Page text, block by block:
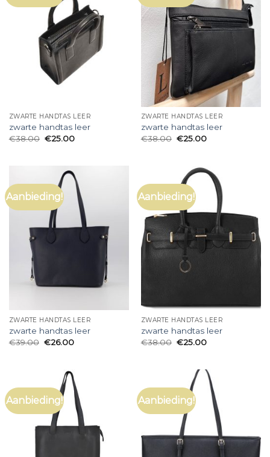
ZWARTE HANDTAS LEER
zwarte handtas leer
€38.00 €25.00
ZWARTE HANDTAS LEER
zwarte handtas leer
€38.00 €25.00
Aanbieding!
ZWARTE HANDTAS LEER
zwarte handtas leer
€39.00 €26.00
Aanbieding!
ZWARTE HANDTAS LEER
zwarte handtas leer
€38.00 €25.00
Aanbieding! Aanbieding!